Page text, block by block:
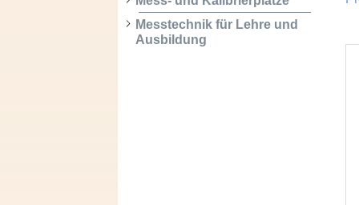
Messtechnik für Lehre und
Ausbildung